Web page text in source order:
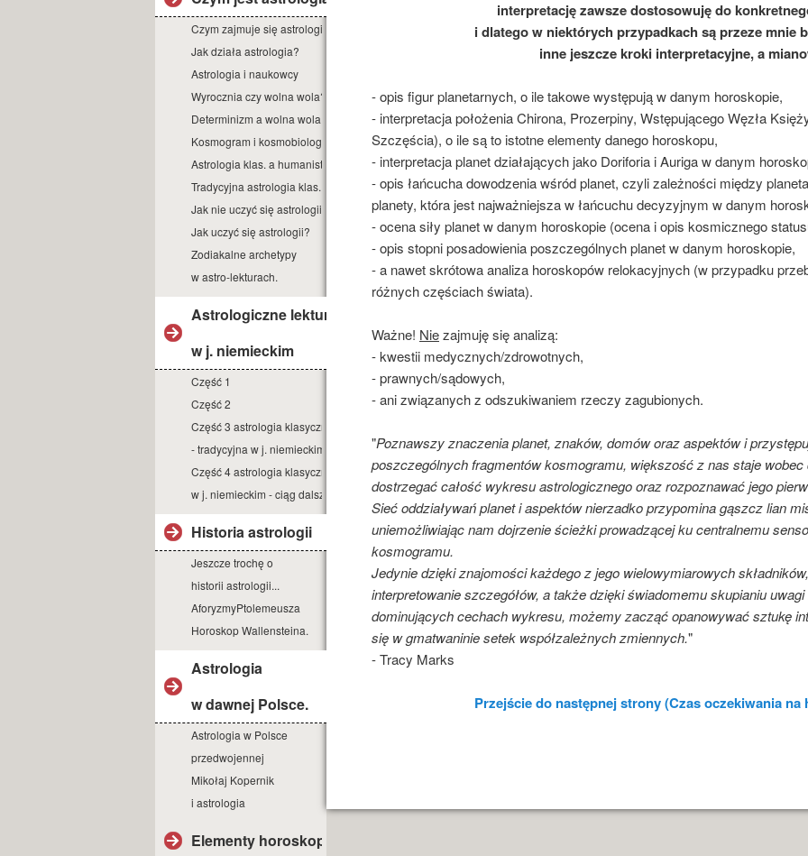
Czym zajmuje się astrologia?
Jak działa astrologia?
Astrologia i naukowcy
Wyrocznia czy wolna wola?
Determinizm a wolna wola.
Kosmogram i kosmobiologia.
Astrologia klas. a humanist.
Tradycyjna astrologia klas.
Jak nie uczyć się astrologii.
Jak uczyć się astrologii?
Zodiakalne archetypy
w astro-lekturach.
Astrologiczne lektury
w j. niemieckim
Część 1
Część 2
Część 3 astrologia klasyczna
- tradycyjna w j. niemieckim
Część 4 astrologia klasyczna
w j. niemieckim - ciąg dalszy
Historia astrologii
Jeszcze trochę o
historii astrologii...
AforyzmyPtolemeusza
Horoskop Wallensteina.
Astrologia
w dawnej Polsce.
Astrologia w Polsce
przedwojennej
Mikołaj Kopernik
i astrologia
Elementy horoskopu.
interpretację zawsze dostosowuję do
i dlatego w niektórych przypadkach są przeze mnie
inne jeszcze kroki interpretacyjne, a
- opis figur planetarnych, o ile takowe występują w danym horoskopie,
- interpretacja położenia Chirona, Prozerpiny, Wstępującego Węzła
Szczęścia), o ile są to istotne elementy danego horoskopu,
- interpretacja planet działających jako Doriforia i Auriga w danym
- opis łańcucha dowodzenia wśród planet, czyli zależności między
planety, która jest najważniejsza w łańcuchu decyzyjnym w danym
- ocena siły planet w danym horoskopie (ocena i opis kosmicznego
- opis stopni posadowienia poszczególnych planet w danym horoskopie,
- a nawet skrótowa analiza horoskopów relokacyjnych (w przypadku
różnych częściach świata).
Ważne! Niezajmuję się analizą:
- kwestii medycznych/zdrowotnych,
- prawnych/sądowych,
- ani związanych z odszukiwaniem rzeczy zagubionych.
"Poznawszy znaczenia planet, znaków, domów oraz aspektów i
poszczególnych fragmentów kosmogramu, większość z nas staje
dostrzegać całość wykresu astrologicznego oraz rozpoznawać jego
Sieć oddziaływań planet i aspektów nierzadko przypomina gąszcz lian
uniemożliwiając nam dojrzenie ścieżki prowadzącej ku centralnemu
kosmogramu.
Jedynie dzięki znajomości każdego z jego wielowymiarowych
interpretowanie szczegółów, a także dzięki świadomemu skupianiu
dominujących cechach wykresu, możemy zacząć opanowywać sztukę
się w gmatwaninie setek współzależnych zmiennych."
- Tracy Marks
Przejście do następnej strony (Czas oczekiwania na